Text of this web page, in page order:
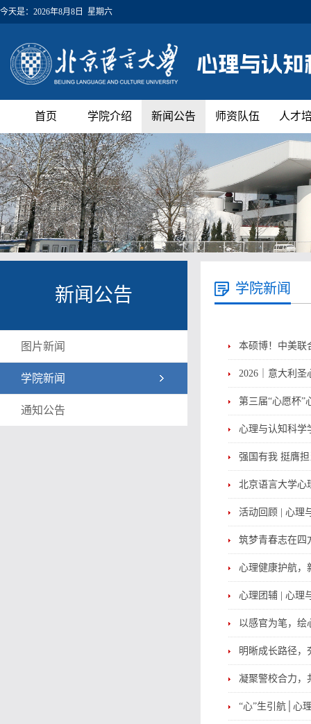
今天是： 2026年8月8日 星期六
首页 学院介绍 新闻公告 师资队伍 人才
新闻公告
图片新闻
学院新闻
通知公告
学院新闻
本硕博！中美联
2026｜意大利
第三届“心愿杯”
心理与认知科学
强国有我 挺膺
北京语言大学心
活动回顾 | 心理
筑梦青春志在四
心理健康护航
心理团辅 | 心理
以感官为笔，
明晰成长路径，
凝聚警校合力，
“心”生引航│心